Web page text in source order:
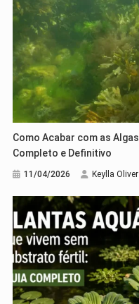
Como Acabar com as Algas do Aquário de Água Doce: Guia
Completo e Definitivo
11/04/2026 Keylla Oliver